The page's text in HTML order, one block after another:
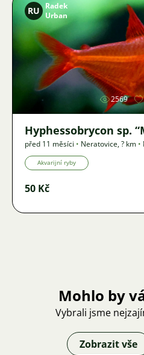
RU
Radek
Urban
2569
Hyphessobrycon sp.
před 11 měsíci • Neratovice,? km •
Akvarijní ryby
50 Kč
Mohlo by
Vybrali jsme
Zobrazit vše